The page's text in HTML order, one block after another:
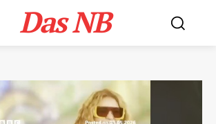
Das NB